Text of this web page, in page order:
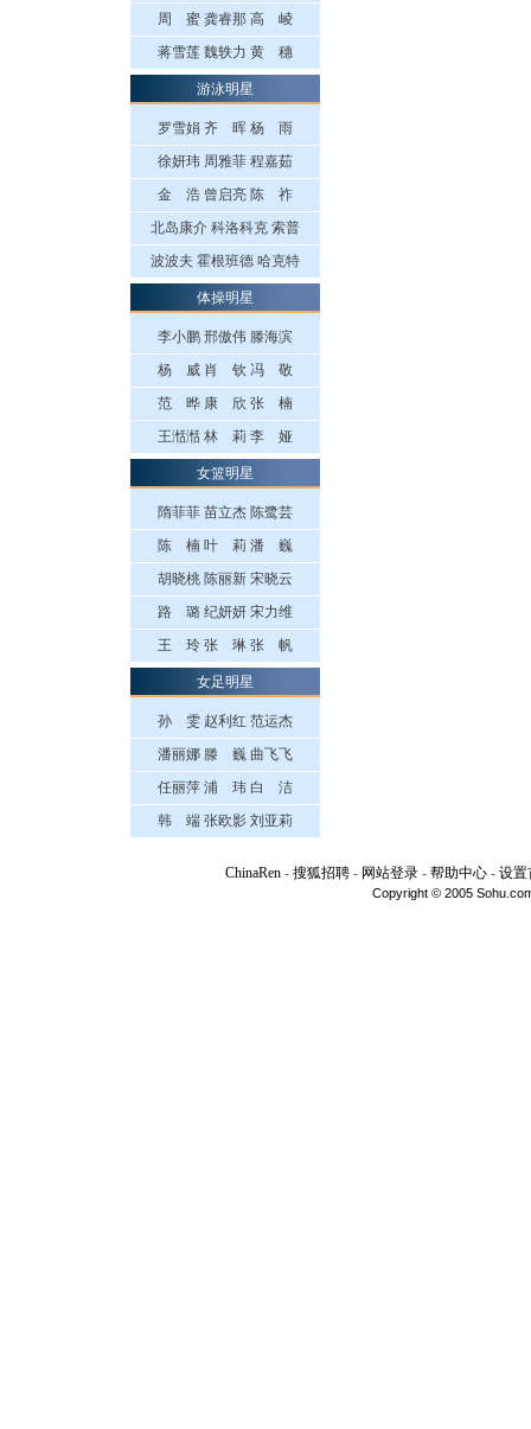
周 蜜 龚睿那 高 崚
蒋雪莲 魏轶力 黄 穗
游泳明星
罗雪娟 齐 晖 杨 雨
徐妍玮 周雅菲 程嘉茹
金 浩 曾启亮 陈 祚
北岛康介 科洛科克 索普
波波夫 霍根班德 哈克特
体操明星
李小鹏 邢傲伟 滕海滨
杨 威 肖 钦 冯 敬
范 晔 康 欣 张 楠
王湉湉 林 莉 李 娅
女篮明星
隋菲菲 苗立杰 陈鹭芸
陈 楠 叶 莉 潘 巍
胡晓桃 陈丽新 宋晓云
路 璐 纪妍妍 宋力维
王 玲 张 琳 张 帆
女足明星
孙 雯 赵利红 范运杰
潘丽娜 滕 巍 曲飞飞
任丽萍 浦 玮 白 洁
韩 端 张欧影 刘亚莉
ChinaRen - 搜狐招聘 - 网站登录 - 帮助中心 - 设置
Copyright © 2005